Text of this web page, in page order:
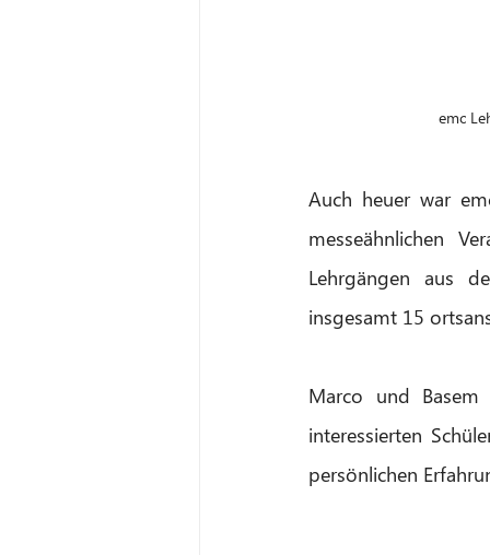
emc
Auch heuer war
messeähnlichen
Lehrgängen aus
insgesamt 15
Marco und
interessierten
persönlichen